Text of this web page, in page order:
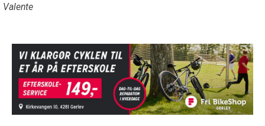
Valente